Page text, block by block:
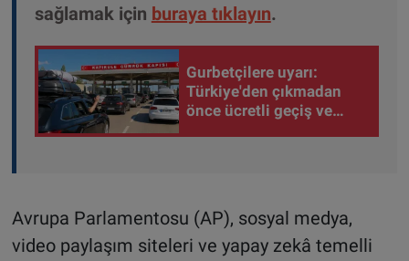
sağlamak için buraya tıklayın.
Gurbetçilere uyarı:
Türkiye'den çıkmadan
önce ücretli geçiş ve
Avrupa Parlamentosu (AP), sosyal medya,
video paylaşım siteleri ve yapay zekâ temelli